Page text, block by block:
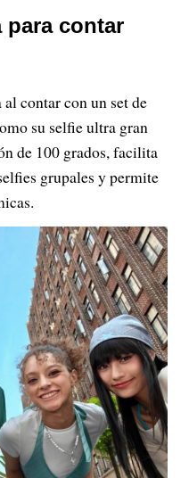
para contar
contar con un set de
su selfie ultra gran
de 100 grados, facilita
grupales y permite